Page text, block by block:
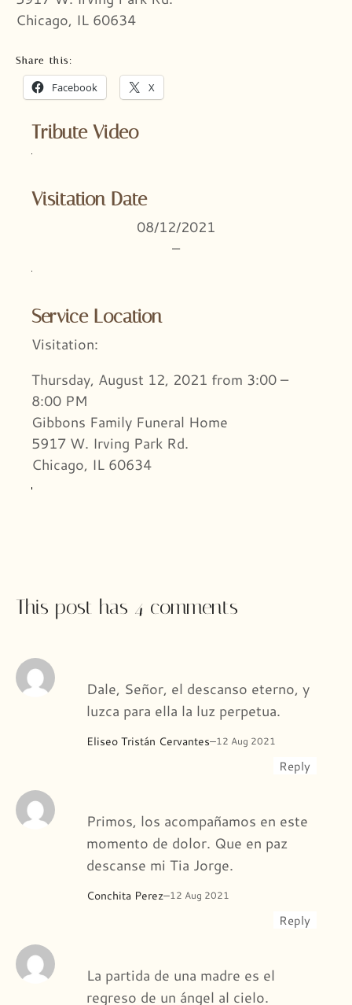
Chicago, IL 60634
Share this:
Facebook X
Tribute Video
Visitation Date
08/12/2021
–
Service Location
Visitation:
Thursday, August 12, 2021 from 3:00 –
8:00 PM
Gibbons Family Funeral Home
5917 W. Irving Park Rd.
Chicago, IL 60634
This post has 4 comments
Eliseo Tristán Cervantes–12 Aug 2021
Dale, Señor, el descanso eterno, y
luzca para ella la luz perpetua.
Reply
Conchita Perez–12 Aug 2021
Primos, los acompañamos en este
momento de dolor. Que en paz
descanse mi Tia Jorge.
Reply
La partida de una madre es el
regreso de un ángel al cielo.